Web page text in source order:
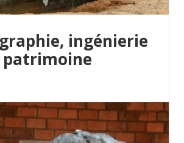
ingénierie
patrimoine